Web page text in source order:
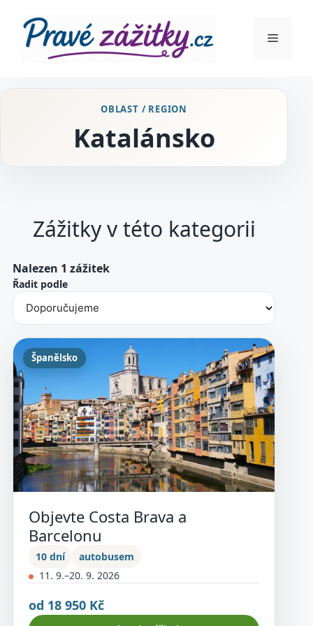
obsah
Menu
OBLAST / REGION
Katalánsko
Zážitky v této kategorii
Nalezen 1 zážitek
Řadit podle
Španělsko
Objevte Costa Brava a
Barcelonu
10 dní
autobusem
11. 9.–20. 9. 2026
od 18 950 Kč